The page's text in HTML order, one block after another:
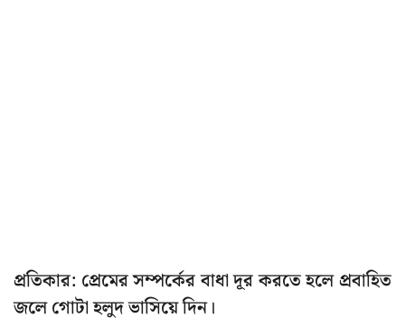
প্রতিকার: প্রেমের সম্পর্কের বাধা দূর করতে হলে প্রবাহিত
জলে গোটা হলুদ ভাসিয়ে দিন।